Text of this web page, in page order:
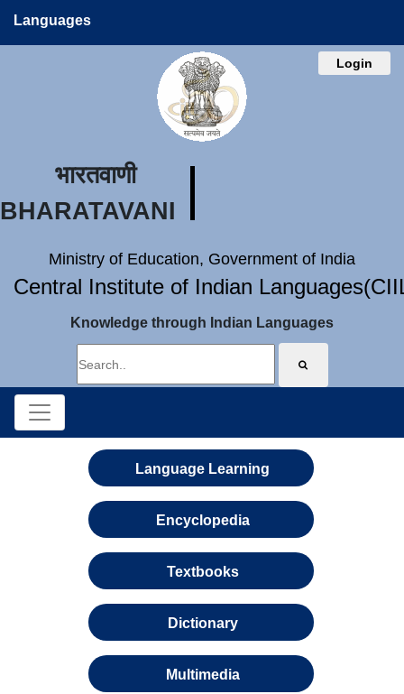
Languages
Login
भारतवाणी
BHARATAVANI
Ministry of Education, Government of India
Central Institute of Indian
Knowledge through Indian Languages
Language Learning
Encyclopedia
Textbooks
Dictionary
Multimedia